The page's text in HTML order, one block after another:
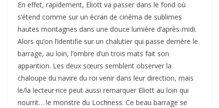
En effet, rapidement, Eliott va passer dans le fond où
s’étend comme sur un écran de cinéma de sublimes
hautes montagnes dans une douce lumière d’après-midi.
Alors qu’on l’identifie sur un chalutier qui passe derrière le
barrage, au loin, l’ombre d’un trois mats fait son
apparition. Les deux sœurs semblent observer la
chaloupe du navire du roi venir dans leur direction, mais
le/la lecteur·rice peut aussi remarquer Eliott au loin qui
nourrit… le monstre du Lochness. Ce beau barrage se